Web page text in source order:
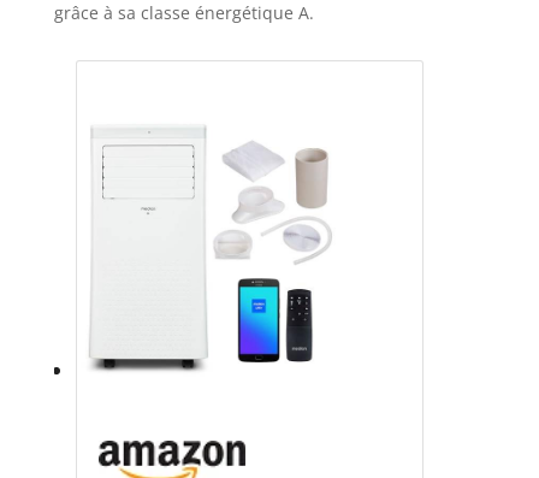
grâce à sa classe énergétique A.